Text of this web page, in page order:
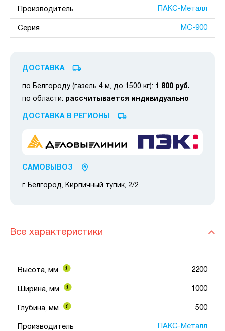
Производитель ПАКС-Металл
Серия МС-900
ДОСТАВКА
по Белгороду (газель 4 м, до 1500 кг): 1 800 руб.
по области: рассчитывается индивидуально
ДОСТАВКА В РЕГИОНЫ
САМОВЫВОЗ
г. Белгород, Кирпичный тупик, 2/2
Все характеристики
Высота, мм 2200
Ширина, мм 1000
Глубина, мм 500
Производитель ПАКС-Металл